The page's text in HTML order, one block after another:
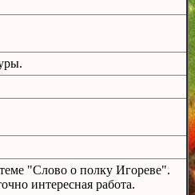
"Слово о полку Игореве".
интересная работа.